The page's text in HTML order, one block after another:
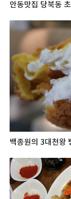
안동맛집 당북동
백종원의 3대천왕